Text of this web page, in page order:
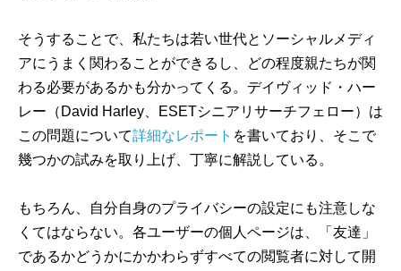
そうすることで、私たちは若い世代とソーシャルメディ
アにうまく関わることができるし、どの程度親たちが関
わる必要があるかも分かってくる。デイヴィッド・ハー
レー（David Harley、ESETシニアリサーチフェロー）は
この問題について詳細なレポート を書いており、そこで
幾つかの試みを取り上げ、丁寧に解説している。
もちろん、自分自身のプライバシーの設定にも注意しな
くてはならない。各ユーザーの個人ページは、「友達」
であるかどうかにかかわらずすべての閲覧者に対して開